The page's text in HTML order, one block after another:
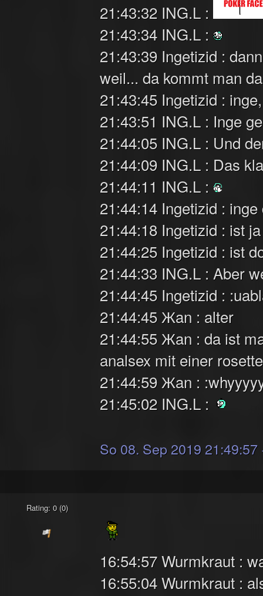
21:43:32 ING.L :
21:43:34 ING.L :
21:43:39 Ingetizid :
weil... da kommt man
21:43:45 Ingetizid :
21:43:51 ING.L : Inge
21:44:05 ING.L : Und
21:44:09 ING.L : Das
21:44:11 ING.L :
21:44:14 Ingetizid :
21:44:18 Ingetizid : ist
21:44:25 Ingetizid : ist
21:44:33 ING.L : Aber
21:44:45 Ingetizid :
21:44:45 Жan : alter
21:44:55 Жan : da ist
analsex mit einer
21:44:59 Жan :
21:45:02 ING.L :
So 08. Sep 2019 21:49:57
Rating: 0 (0)
16:54:57 Wurmkraut :
16:55:04 Wurmkraut :